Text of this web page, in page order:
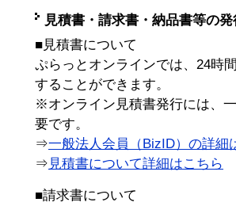
見積書・請求書・納品書等の
■見積書について
ぷらっとオンラインでは、24時
することができます。
※オンライン見積書発行には、
要です。
⇒一般法人会員（BizID）の詳細
⇒ 見積書について詳細はこちら
■請求書について